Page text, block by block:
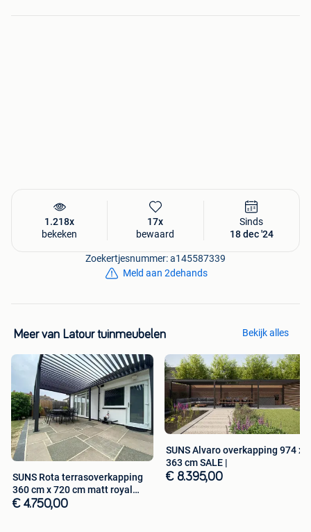
1.218x
bekeken
17x
bewaard
Sinds
18 dec '24
Zoekertjesnummer: a145587339
Meld aan 2dehands
Meer van Latour tuinmeubelen Bekijk alles
SUNS Rota terrasoverkapping
360 cm x 720 cm matt royal
grey
€ 4.750,00
SUNS Alvaro overkapping 974 x
363 cm SALE |
€ 8.395,00